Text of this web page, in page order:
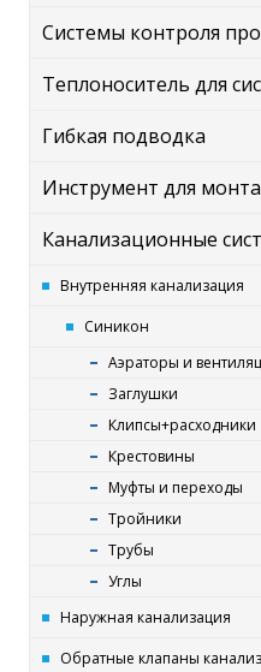
Системы контроля
Теплоноситель для
Гибкая подводка
Инструмент для
Канализационные
Внутренняя канализация
Синикон
Аэраторы и
Заглушки
Клипсы+расходники
Крестовины
Муфты и переходы
Тройники
Трубы
Углы
Наружная канализация
Обратные клапаны